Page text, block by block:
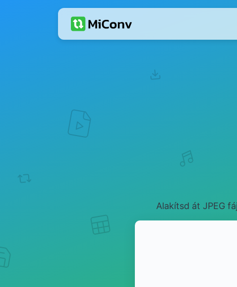
Alakítsd át JPEG